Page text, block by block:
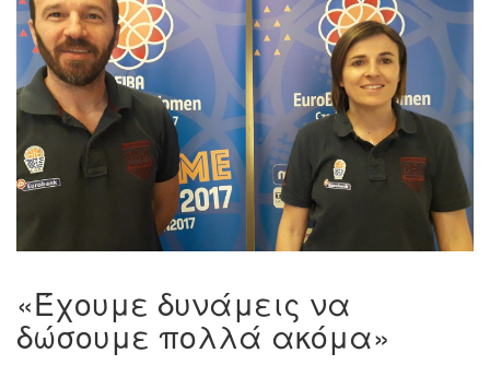
«Έχουμε δυνάμεις να
δώσουμε πολλά ακόμα»